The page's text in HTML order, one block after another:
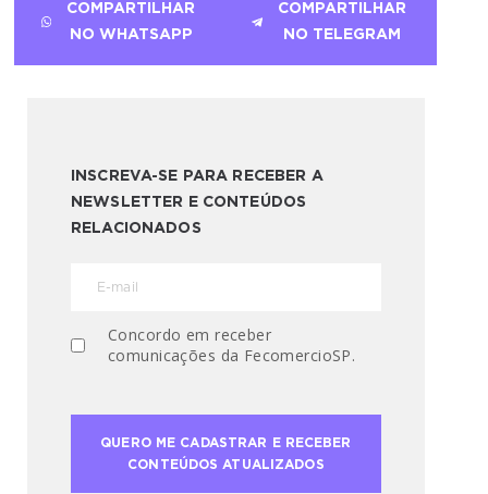
COMPARTILHAR
NO WHATSAPP
COMPARTILHAR
NO TELEGRAM
INSCREVA-SE PARA RECEBER A
NEWSLETTER E CONTEÚDOS
RELACIONADOS
Concordo em receber
comunicações da FecomercioSP.